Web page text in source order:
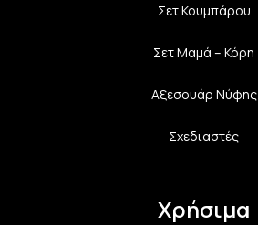
Σετ Κουμπάρου
Σετ Μαμά – Κόρη
Αξεσουάρ Νύφης
Σχεδιαστές
Χρήσιμα